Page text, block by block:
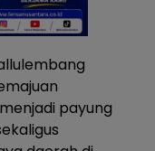
payung